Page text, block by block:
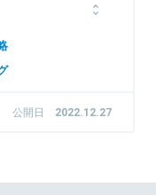
部門長を務める。ま
からはPremier
認定パートナー（広
として入社後、Web
上げや新卒教育/マネ
公開日 2022.12.27